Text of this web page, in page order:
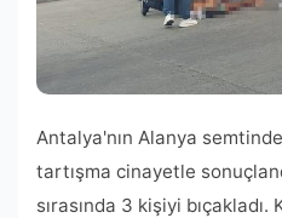
Antalya'nın Alanya
tartışma cinayetle
sırasında 3 kişiyi